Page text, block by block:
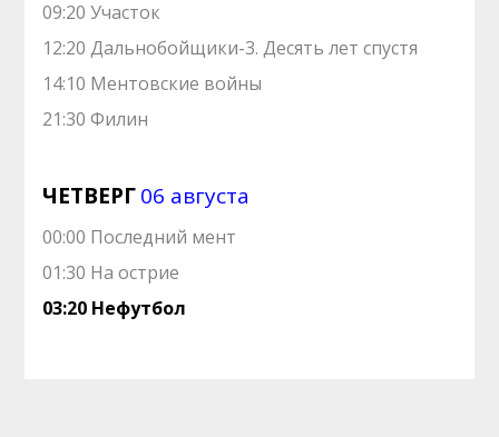
09:20 Участок
12:20 Дальнобойщики-3. Десять лет спустя
14:10 Ментовские войны
21:30 Филин
ЧЕТВЕРГ06 августа
00:00 Последний мент
01:30 На острие
03:20 Нефутбол